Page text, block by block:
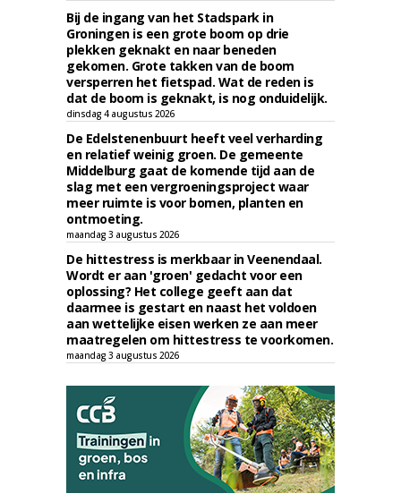
Bij de ingang van het Stadspark in
Groningen is een grote boom op drie
plekken geknakt en naar beneden
gekomen. Grote takken van de boom
versperren het fietspad. Wat de reden is
dat de boom is geknakt, is nog onduidelijk.
dinsdag 4 augustus 2026
De Edelstenenbuurt heeft veel verharding
en relatief weinig groen. De gemeente
Middelburg gaat de komende tijd aan de
slag met een vergroeningsproject waar
meer ruimte is voor bomen, planten en
ontmoeting.
maandag 3 augustus 2026
De hittestress is merkbaar in Veenendaal.
Wordt er aan 'groen' gedacht voor een
oplossing? Het college geeft aan dat
daarmee is gestart en naast het voldoen
aan wettelijke eisen werken ze aan meer
maatregelen om hittestress te voorkomen.
maandag 3 augustus 2026